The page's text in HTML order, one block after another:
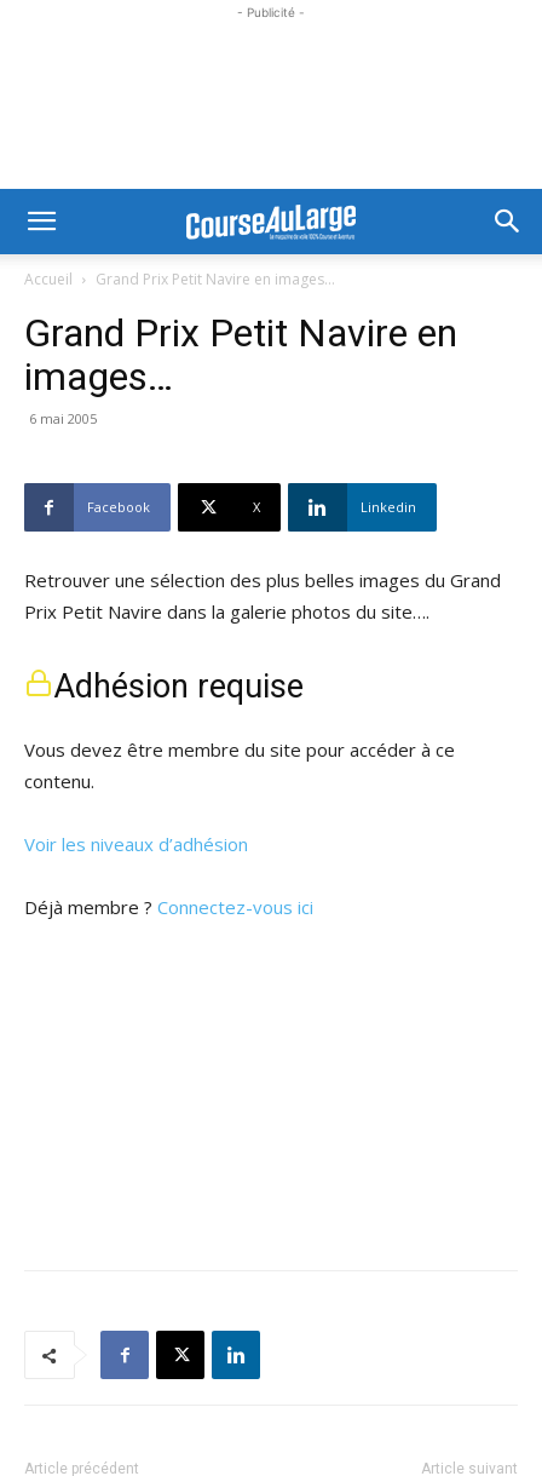
- Publicité -
Accueil Grand Prix Petit Navire en images...
Grand Prix Petit Navire en
images…
6 mai 2005
Facebook X Linkedin
Retrouver une sélection des plus belles images du Grand
Prix Petit Navire dans la galerie photos du site….
Adhésion requise
Vous devez être membre du site pour accéder à ce
contenu.
Voir les niveaux d’adhésion
Déjà membre ? Connectez-vous ici
Article précédent Article suivant